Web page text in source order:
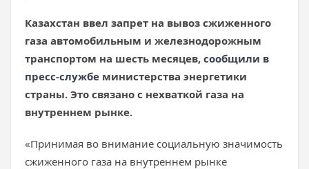
Казахстан ввел запрет на вывоз сжиженного
газа автомобильным и железнодорожным
транспортом на шесть месяцев, сообщили в
пресс-службе министерства энергетики
страны. Это связано с нехваткой газа на
внутреннем рынке.
«Принимая во внимание социальную значимость
сжиженного газа на внутреннем рынке